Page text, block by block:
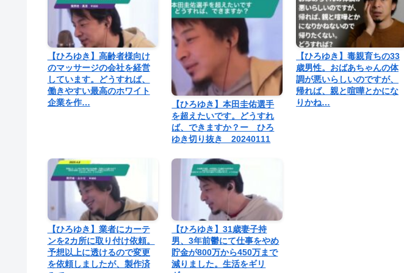
【ひろゆき】高齢者様向け
のマッサージの会社を経営
しています。どうすれば、
働きやすい最高のホワイト
企業を作…
【ひろゆき】本田圭佑選手
を超えたいです。どうすれ
ば、できますか？ー ひろ
ゆき切り抜き 20240111
【ひろゆき】毒親育ちの33
歳男性。おばあちゃんの体
調が悪いらしいのですが、
帰れば、親と喧嘩とかにな
りかね…
【ひろゆき】業者にカーテ
ンを2カ所に取り付け依頼。
予想以上に透けるので変更
を依頼しましたが、製作済
【ひろゆき】31歳妻子持
男、3年前鬱にて仕事をやめ
貯金が800万から450万まで
減りました。生活をギリ